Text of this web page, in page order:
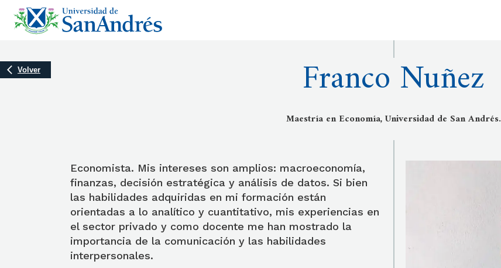
Volver Franco Nuñez
Maestría en Economía, Universidad de San Andrés.
Economista. Mis intereses son amplios: macroeconomía,
finanzas, decisión estratégica y análisis de datos. Si bien
las habilidades adquiridas en mi formación están
orientadas a lo analítico y cuantitativo, mis experiencias en
el sector privado y como docente me han mostrado la
importancia de la comunicación y las habilidades
interpersonales.